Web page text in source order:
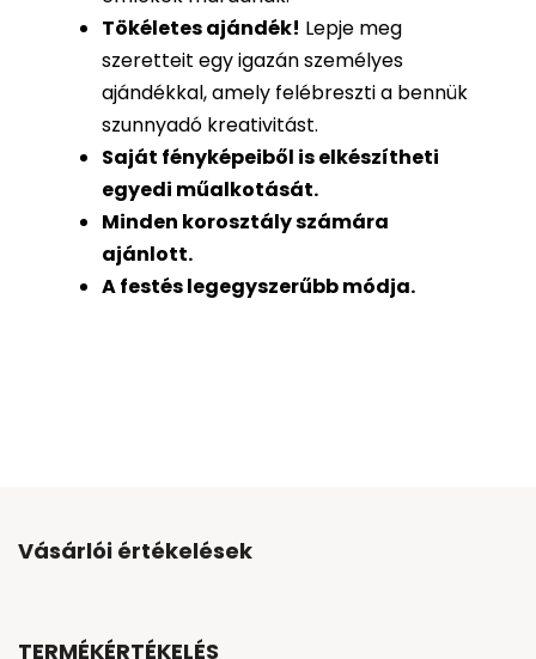
Tökéletes ajándék! Lepje meg
szeretteit egy igazán személyes
ajándékkal, amely felébreszti a bennük
szunnyadó kreativitást.
Saját fényképeiből iselkészítheti
egyedi műalkotását.
Minden korosztály számára
ajánlott.
A festés legegyszerűbb módja.
Vásárlói értékelések
TERMÉKÉRTÉKELÉS